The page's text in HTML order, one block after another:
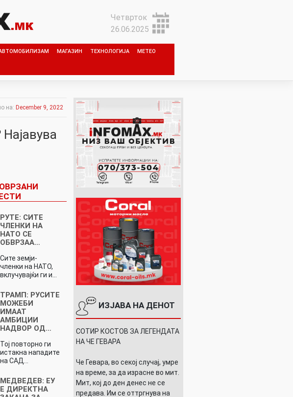
Четврток
26.06.2025
МАГАЗИН ТЕХНОЛОГИЈА МЕТЕО
на: December 9, 2022
РУТE: СИТЕ
ЧЛЕНКИ НА
НАТО СЕ
ОБВРЗАА…
Сите земји-
членки на НАТО,
вклучувајќи ги и…
ТРАМП: РУСИТЕ
МОЖЕБИ
ИМААТ
АМБИЦИИ
НАДВОР ОД…
Тој повторно ги
истакна нападите
на САД…
МЕДВЕДЕВ: ЕУ
Е ДИРЕКТНА
ИЗЈАВА НА ДЕНОТ
СОТИР КОСТОВ ЗА ЛЕГЕНДАТА
НА ЧЕ ГЕВАРА
Че Гевара, во секој случај, умре
на време, за да израсне во мит.
Мит, кој до ден денес не се
предава. Им се оттргнува на